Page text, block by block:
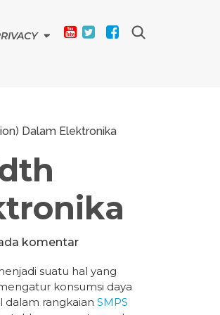
Dalam Elektronika
komentar
suatu hal yang
konsumsi daya
dalam rangkaian SMPS